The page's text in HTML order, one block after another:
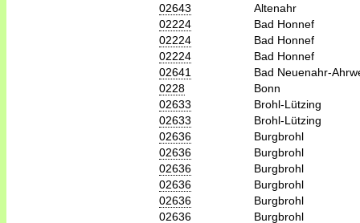
02643
Altenahr
02224
Bad Honnef
02224
Bad Honnef
02224
Bad Honnef
02641
Bad Neuenahr-
0228
Bonn
02633
Brohl-Lützing
02633
Brohl-Lützing
02636
Burgbrohl
02636
Burgbrohl
02636
Burgbrohl
02636
Burgbrohl
02636
Burgbrohl
02636
Burgbrohl